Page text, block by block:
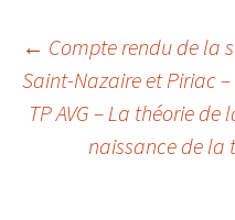
Navigation
des
articles
← Compte rendu de la
Saint-Nazaire et Piriac –
TP AVG – La théorie
naissance de la